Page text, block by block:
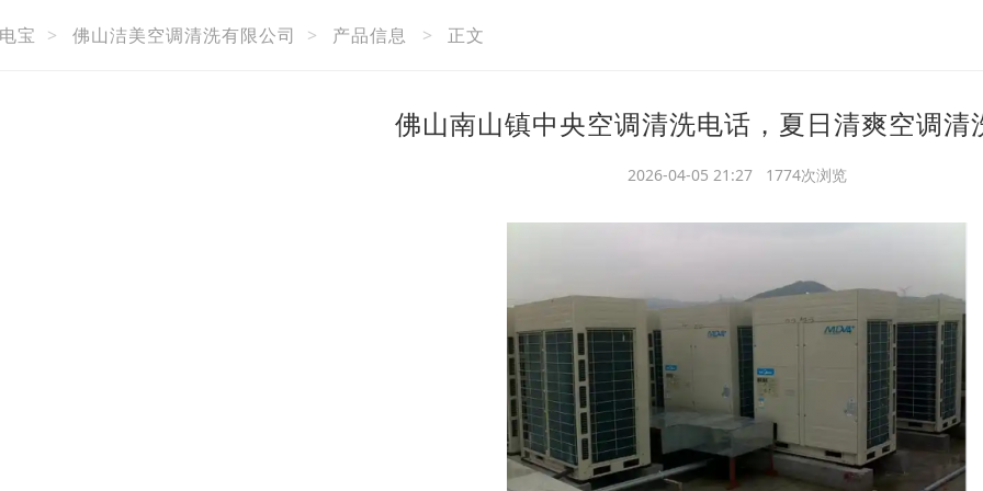
宝 > 佛山洁美空调清洗有限公司 > 产品信息 > 正文
佛山南山镇中央空调清洗电话，夏日清爽空调清
2026-04-05 21:27 1774次浏览